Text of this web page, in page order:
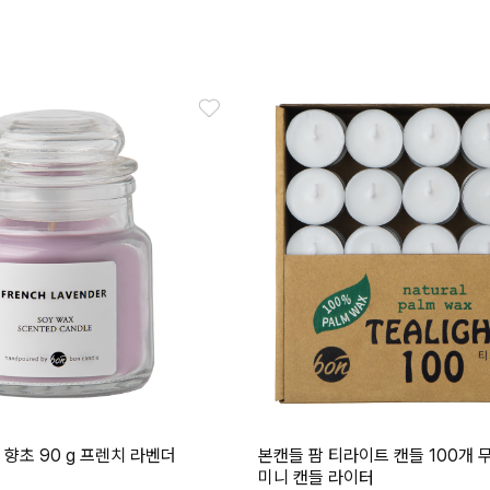
초 90 g 프렌치 라벤더
본캔들 팜 티라이트 캔들 100개
미니 캔들 라이터